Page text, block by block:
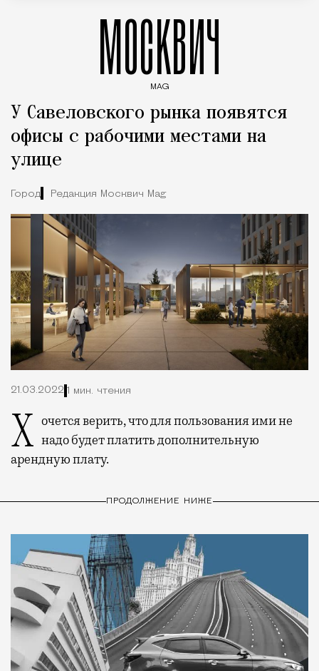
МОСКВИЧ
MAG
У Савеловского рынка появятся
офисы с рабочими местами на
улице
Город Редакция Москвич Mag
21.03.2022 1 мин. чтения
Хочется верить, что для пользования ими не надо будет платить дополнительную
арендную плату.
ПРОДОЛЖЕНИЕ НИЖЕ